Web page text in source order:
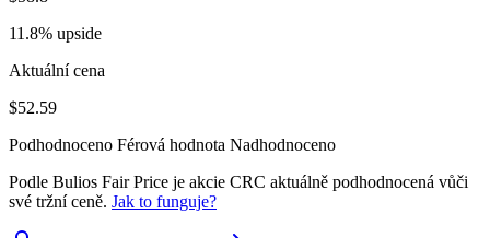
11.8% upside
Aktuální cena
$52.59
Podhodnoceno Férová hodnota Nadhodnoceno
Podle Bulios Fair Price je akcie CRC aktuálně podhodnocená vůči
své tržní ceně. Jak to funguje?